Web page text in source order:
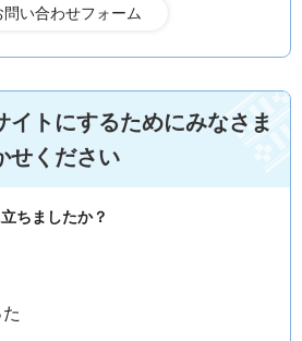
イトにするためにみなさま
せください
ちましたか？